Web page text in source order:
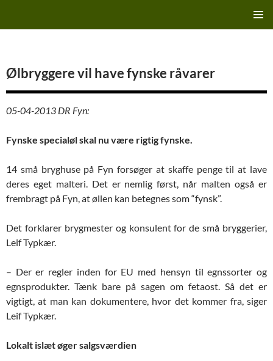
Ølbryggere vil have fynske råvarer
05-04-2013 DR Fyn:
Fynske specialøl skal nu være rigtig fynske.
14 små bryghuse på Fyn forsøger at skaffe penge til at lave
deres eget malteri. Det er nemlig først, når malten også er
frembragt på Fyn, at øllen kan betegnes som “fynsk”.
Det forklarer brygmester og konsulent for de små bryggerier,
Leif Typkær.
– Der er regler inden for EU med hensyn til egnssorter og
egnsprodukter. Tænk bare på sagen om fetaost. Så det er
vigtigt, at man kan dokumentere, hvor det kommer fra, siger
Leif Typkær.
Lokalt islæt øger salgsværdien